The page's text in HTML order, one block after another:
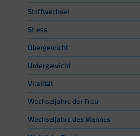
Stoffwechsel
Stress
Übergewicht
Untergewicht
Vitalität
Wechseljahre der Frau
Wechseljahre des Mannes